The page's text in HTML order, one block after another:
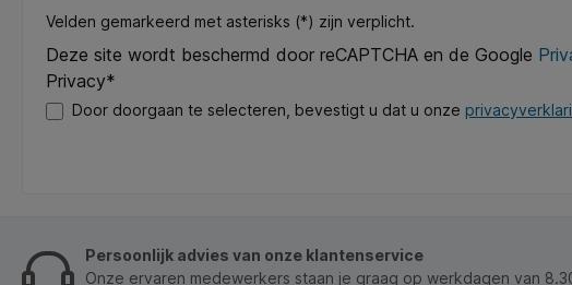
Velden gemarkeerd met asterisks (*) zijn verplicht.
Deze site wordt beschermd door reCAPTCHA en de Google
Privacy*
Door doorgaan te selecteren, bevestigt u dat u onze
Persoonlijk advies van onze klantenservice
Onze ervaren medewerkers staan je graag op werkdagen van